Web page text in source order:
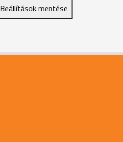
Beállítások mentése